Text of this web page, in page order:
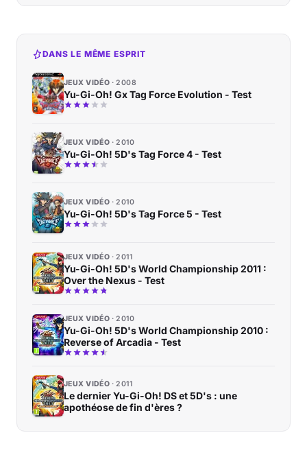
DANS LE MÊME ESPRIT
JEUX VIDÉO 2008
Yu-Gi-Oh! Gx Tag Force Evolution - Test
JEUX VIDÉO 2010
Yu-Gi-Oh! 5D's Tag Force 4 - Test
JEUX VIDÉO 2010
Yu-Gi-Oh! 5D's Tag Force 5 - Test
JEUX VIDÉO 2011
Yu-Gi-Oh! 5D's World Championship 2011 :
Over the Nexus - Test
JEUX VIDÉO 2010
Yu-Gi-Oh! 5D's World Championship 2010 :
Reverse of Arcadia - Test
JEUX VIDÉO 2011
Le dernier Yu-Gi-Oh! DS et 5D's : une
apothéose de fin d'ères ?